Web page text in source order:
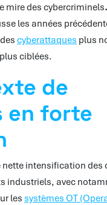
mire des cybercriminels.
les années
cyberattaques plus
ciblées.
de
en forte
nette intensification
industriels, avec
les systèmes OT